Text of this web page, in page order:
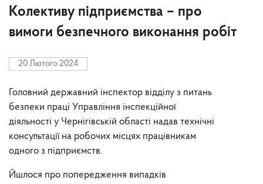
Колективу підприємства – про
вимоги безпечного виконання робіт
20 Лютого 2024
Головний державний інспектор відділу з питань
безпеки праці Управління інспекційної
діяльності у Чернігівській області надав технічні
консультації на робочих місцях працівникам
одного з підприємств.
Йшлося про попередження випадків